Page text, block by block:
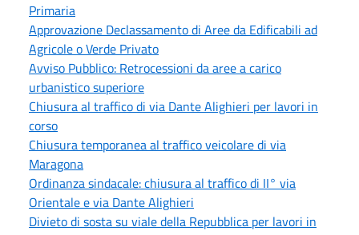
Primaria
Approvazione Declassamento di Aree da Edificabili ad
Agricole o Verde Privato
Avviso Pubblico: Retrocessioni da aree a carico
urbanistico superiore
Chiusura al traffico di via Dante Alighieri per lavori in
corso
Chiusura temporanea al traffico veicolare di via
Maragona
Ordinanza sindacale: chiusura al traffico di II° via
Orientale e via Dante Alighieri
Divieto di sosta su viale della Repubblica per lavori in